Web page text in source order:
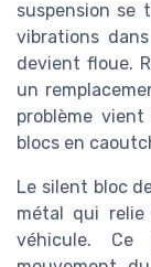
suspension se
vibrations
devient floue.
un
problème
blocs en
Le silent bloc
métal qui relie
véhicule.